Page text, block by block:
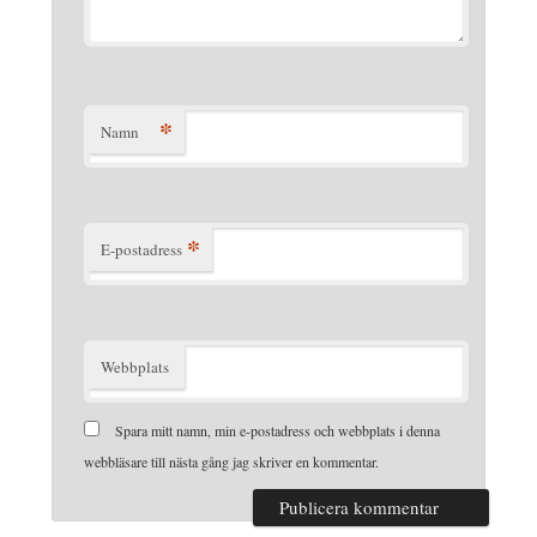
Namn *
E-postadress *
Webbplats
Spara mitt namn, min e-postadress och webbplats i denna
webbläsare till nästa gång jag skriver en kommentar.